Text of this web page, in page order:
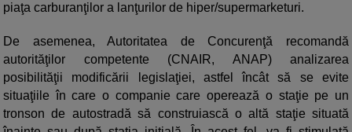
piaţa carburanţilor a lanţurilor de hiper/supermarketuri.
De asemenea, Autoritatea de Concurenţă recomandă
autorităţilor competente (CNAIR, ANAP) analizarea
posibilităţii modificării legislaţiei, astfel încât să se evite
situaţiile în care o companie care operează o staţie pe un
tronson de autostradă să construiască o altă staţie situată